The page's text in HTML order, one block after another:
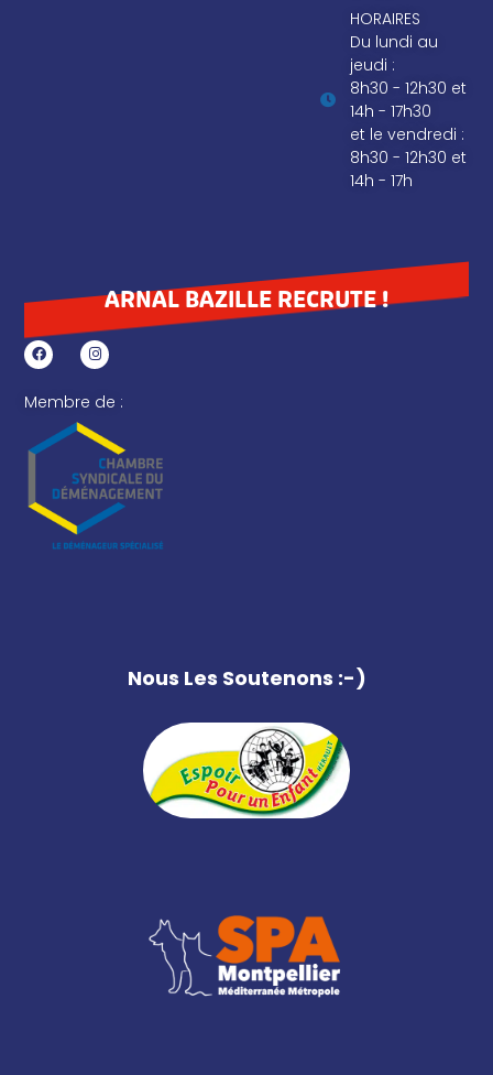
HORAIRES
Du lundi au
jeudi :
8h30 - 12h30 et
14h - 17h30
et le vendredi :
8h30 - 12h30 et
14h - 17h
ARNAL BAZILLE RECRUTE !
Membre de :
Nous Les Soutenons :-)